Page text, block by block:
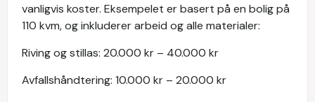
vanligvis koster. Eksempelet er basert på en bolig på
110 kvm, og inkluderer arbeid og alle materialer:
Riving og stillas: 20.000 kr – 40.000 kr
Avfallshåndtering: 10.000 kr – 20.000 kr